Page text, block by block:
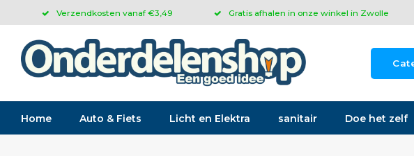
Verzendkosten vanaf €3,49 Gratis afhalen in onze winkel in Zwolle
Home Auto & Fiets Licht en Elektra sanitair Doe het zelf